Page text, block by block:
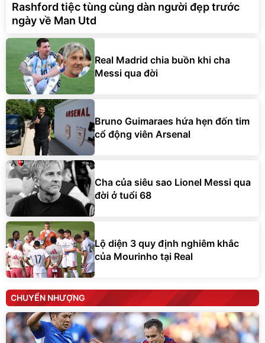
Rashford tiệc tùng cùng dàn người đẹp trước
ngày về Man Utd
Real Madrid chia buồn khi cha
Messi qua đời
Bruno Guimaraes hứa hẹn đốn tim
cổ động viên Arsenal
Cha của siêu sao Lionel Messi qua
đời ở tuổi 68
Lộ diện 3 quy định nghiêm khắc
của Mourinho tại Real
CHUYỂN NHƯỢNG